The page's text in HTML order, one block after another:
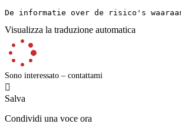
De informatie over de risico's
Visualizza la traduzione automatica
Sono interessato – contattami

Salva
Condividi una voce ora